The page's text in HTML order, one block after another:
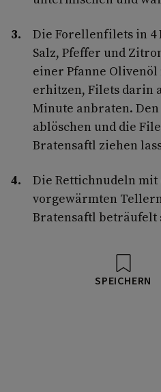
Die Forellenfilets in
Salz, Pfeffer und
einer Pfanne
erhitzen, Filets darin
Minute anbraten.
ablöschen und die
Bratensaftl ziehen
Die Rettichnudeln
vorgewärmten
Bratensaftl beträufelt
SPEICHERN